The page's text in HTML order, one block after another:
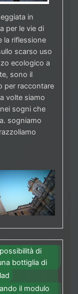
in
per le vie di
la riflessione
scarso uso
ecologico a
sono il
per raccontare
volte siamo
sogni che
sogniamo
di
bottiglia di
il modulo